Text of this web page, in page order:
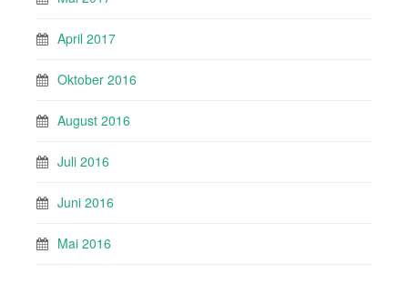
April 2017
Oktober 2016
August 2016
Juli 2016
Juni 2016
Mai 2016